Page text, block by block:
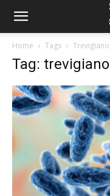
Home Tags Trevigiano
Tag: trevigiano